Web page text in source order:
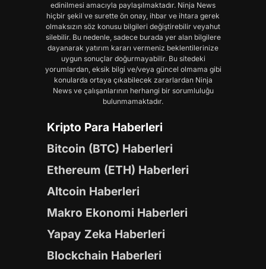
edinilmesi amacıyla paylaşılmaktadır. Ninja News
hiçbir şekil ve surette ön onay, ihbar ve ihtara gerek
olmaksızın söz konusu bilgileri değiştirebilir veyahut
silebilir. Bu nedenle, sadece burada yer alan bilgilere
dayanarak yatırım kararı vermeniz beklentilerinize
uygun sonuçlar doğurmayabilir. Bu sitedeki
yorumlardan, eksik bilgi ve/veya güncel olmama gibi
konularda ortaya çıkabilecek zararlardan Ninja
News ve çalışanlarının herhangi bir sorumluluğu
bulunmamaktadır.
Kripto Para Haberleri
Bitcoin (BTC) Haberleri
Ethereum (ETH) Haberleri
Altcoin Haberleri
Makro Ekonomi Haberleri
Yapay Zeka Haberleri
Blockchain Haberleri